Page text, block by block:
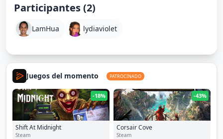
Participantes (2)
LamHua lydiaviolet
Juegos del momento PATROCINADO
-18%
Shift At Midnight
Steam
-43%
Corsair Cove
Steam